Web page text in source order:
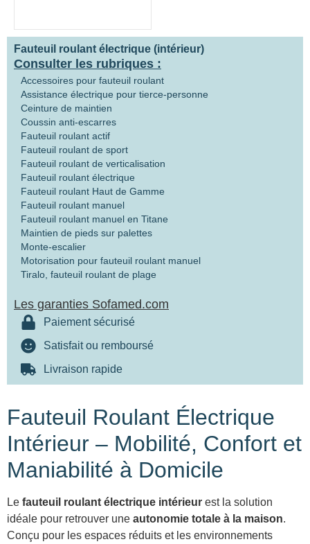
Fauteuil roulant électrique (intérieur)
Consulter les rubriques :
Accessoires pour fauteuil roulant
Assistance électrique pour tierce-personne
Ceinture de maintien
Coussin anti-escarres
Fauteuil roulant actif
Fauteuil roulant de sport
Fauteuil roulant de verticalisation
Fauteuil roulant électrique
Fauteuil roulant Haut de Gamme
Fauteuil roulant manuel
Fauteuil roulant manuel en Titane
Maintien de pieds sur palettes
Monte-escalier
Motorisation pour fauteuil roulant manuel
Tiralo, fauteuil roulant de plage
Les garanties Sofamed.com
Paiement sécurisé
Satisfait ou remboursé
Livraison rapide
Fauteuil Roulant Électrique
Intérieur – Mobilité, Confort et
Maniabilité à Domicile
Le fauteuil roulant électrique intérieur est la solution
idéale pour retrouver une autonomie totale à la maison.
Conçu pour les espaces réduits et les environnements